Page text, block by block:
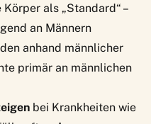
als „Standard“ –
an Männern
anhand männlicher
primär an männlichen
bei Krankheiten wie